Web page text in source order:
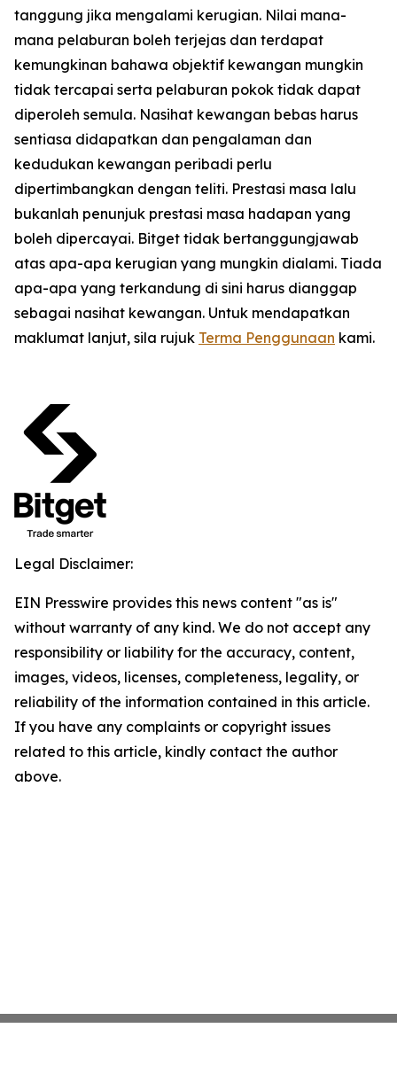
tanggung jika mengalami kerugian. Nilai mana-
mana pelaburan boleh terjejas dan terdapat
kemungkinan bahawa objektif kewangan mungkin
tidak tercapai serta pelaburan pokok tidak dapat
diperoleh semula. Nasihat kewangan bebas harus
sentiasa didapatkan dan pengalaman dan
kedudukan kewangan peribadi perlu
dipertimbangkan dengan teliti. Prestasi masa lalu
bukanlah penunjuk prestasi masa hadapan yang
boleh dipercayai. Bitget tidak bertanggungjawab
atas apa-apa kerugian yang mungkin dialami. Tiada
apa-apa yang terkandung di sini harus dianggap
sebagai nasihat kewangan. Untuk mendapatkan
maklumat lanjut, sila rujuk Terma Penggunaan kami.
Legal Disclaimer:
EIN Presswire provides this news content "as is"
without warranty of any kind. We do not accept any
responsibility or liability for the accuracy, content,
images, videos, licenses, completeness, legality, or
reliability of the information contained in this article.
If you have any complaints or copyright issues
related to this article, kindly contact the author
above.